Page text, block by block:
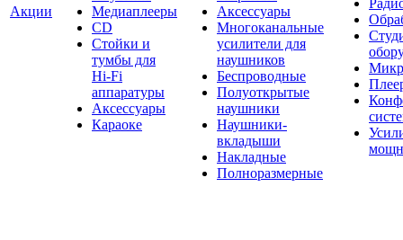
Акции
Медиаплееры
CD
Стойки и
тумбы для
Hi-Fi
аппаратуры
Аксессуары
Караоке
Аксессуары
Многоканальные
усилители для
наушников
Беспроводные
Полуоткрытые
наушники
Наушники-
вкладыши
Накладные
Полноразмерные